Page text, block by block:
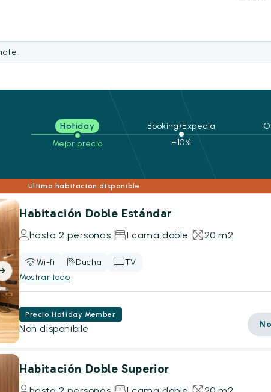
Hotiday
Mejor precio
Booking/Expedia
+10%
Última habitación disponible
Habitación Doble Estándar
hasta 2 personas 1 cama doble 20 m2
Wi-fi Ducha
TV
Mostrar todo
Precio Hotiday Member
Non disponibile
Habitación Doble Superior